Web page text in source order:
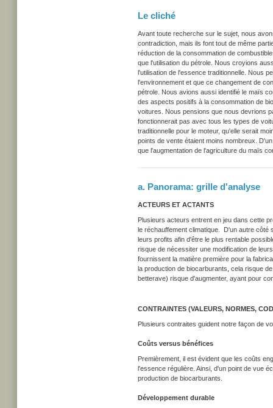
Le cliché
Avant toute recherche sur le sujet, nous
contradiction, mais ils font tout de même
réduction de la consommation de
que l'utilisation du pétrole. Nous croyions
l'utilisation de l'essence traditionnelle. Nous
l'environnement et que ce changement de
pétrole. Nous avions aussi identifié le maïs
des aspects positifs à la consommation de
voitures.
Nous pensions que nous devrions
fonctionnerait pas avec tous les types de
traditionnelle pour le moteur, qu'elle serait
points de vente étaient moins nombreux.
que l'augmentation de l'agriculture du maïs
a. Panorama: grille d'analyse
ACTEURS ET ACTANTS
Plusieurs acteurs entrent en jeu dans cette
le réchauffement climatique.
D'un autre côté
leurs profits afin d'être le plus rentable
risque de nécessiter une modification de
fournissent la matière première pour la
la production de biocarburants, cela risque
betterave) risque d'augmenter, ayant pour
CONTRAINTES (VALEURS, NORMES,
Plusieurs contraites guident notre façon de
Coûts versus bénéfices
Premièrement, il est évident que les coûts
l'essence régulière. Ainsi, d'un point de vue
production de biocarburants.
Développement durable